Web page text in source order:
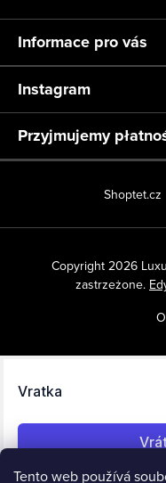
Tento web používá
Informace pro vás
Instagram
Przyjmujemy
Shoptet.cz
Copyright 2026
zastrzeżone.